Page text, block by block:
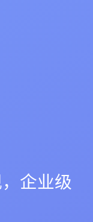
企业级